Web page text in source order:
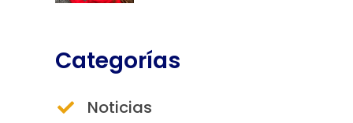
Categorías
Noticias